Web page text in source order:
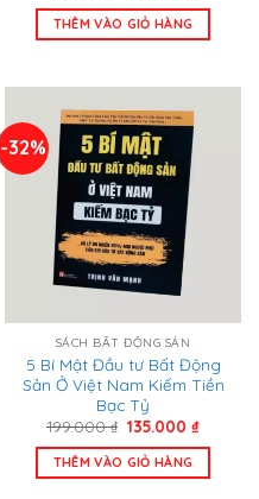
là:
149.000 ₫.
tại
THÊM VÀO GIỎ HÀNG
-32%
SÁCH BẤT ĐỘNG SẢN
5 Bí Mật Đầu tư Bất Động
Sản Ở Việt Nam Kiếm Tiền
Bạc Tỷ
199.000₫ Giá
là:
199.000 ₫.
135.000₫Giá
tại
THÊM VÀO GIỎ HÀNG